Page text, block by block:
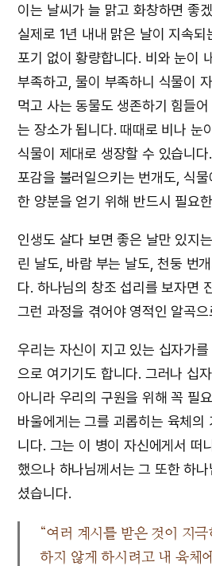
이는 날씨가 늘 맑고 화창하면 좋
실제로 1년 내내 맑은 날이 지속
포기 없이 황량합니다. 비와 눈이
부족하고, 물이 부족하니 식물이
먹고 사는 동물도 생존하기 힘들
는 장소가 됩니다. 때때로 비나 눈
식물이 제대로 생장할 수 있습니
포감을 불러일으키는 번개도, 식
한 양분을 얻기 위해 반드시 필요
인생도 살다 보면 좋은 날만 있지
린 날도, 바람 부는 날도, 천둥 번
다. 하나님의 창조 섭리를 보자면
그런 과정을 겪어야 영적인 알곡
우리는 자신이 지고 있는 십자가
으로 여기기도 합니다. 그러나 십
아니라 우리의 구원을 위해 꼭 필
바울에게는 그를 괴롭히는 육체의
니다. 그는 이 병이 자신에게서 떠
했으나 하나님께서는 그 또한 하
셨습니다.
“여러 계시를 받은 것이 지
하지 않게 하시려고 내 육체